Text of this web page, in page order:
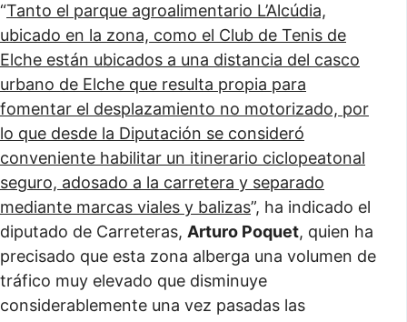
“Tanto el parque agroalimentario L’Alcúdia,
ubicado en la zona, como el Club de Tenis de
Elche están ubicados a una distancia del casco
urbano de Elche que resulta propia para
fomentar el desplazamiento no motorizado, por
lo que desde la Diputación se consideró
conveniente habilitar un itinerario ciclopeatonal
seguro, adosado a la carretera y separado
mediante marcas viales y balizas”, ha indicado el
diputado de Carreteras, Arturo Poquet, quien ha
precisado que esta zona alberga una volumen de
tráfico muy elevado que disminuye
considerablemente una vez pasadas las